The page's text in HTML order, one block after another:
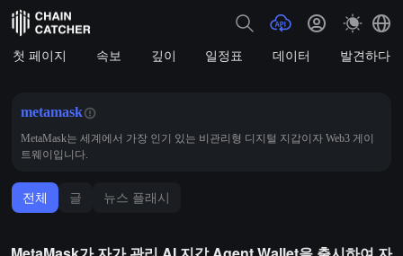
첫 페이지 속보 깊이 일정표 데이터 발견하다
metamask
MetaMask는 세계에서 가장 인기 있는 비관리형 디지털 지갑이자 Web3 게이
트웨이입니다.
전체 글 뉴스 플래시